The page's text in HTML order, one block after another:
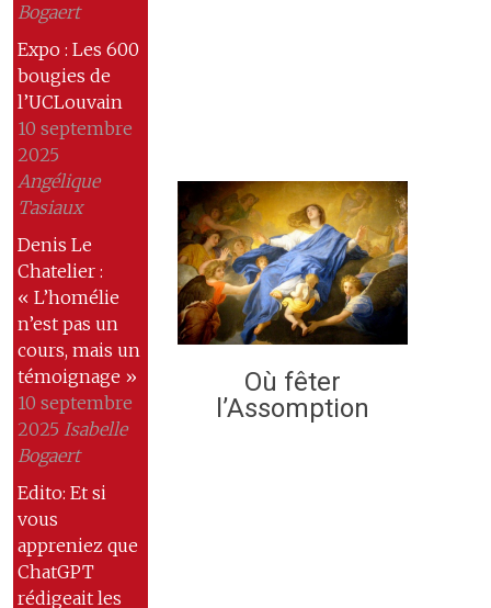
Bogaert
Expo : Les 600
bougies de
l’UCLouvain
10 septembre
2025
Angélique
Tasiaux
Denis Le
Chatelier :
« L’homélie
n’est pas un
cours, mais un
témoignage »
10 septembre
2025 Isabelle
Bogaert
Edito: Et si
vous
appreniez que
ChatGPT
rédigeait les
Où fêter
l’Assomption